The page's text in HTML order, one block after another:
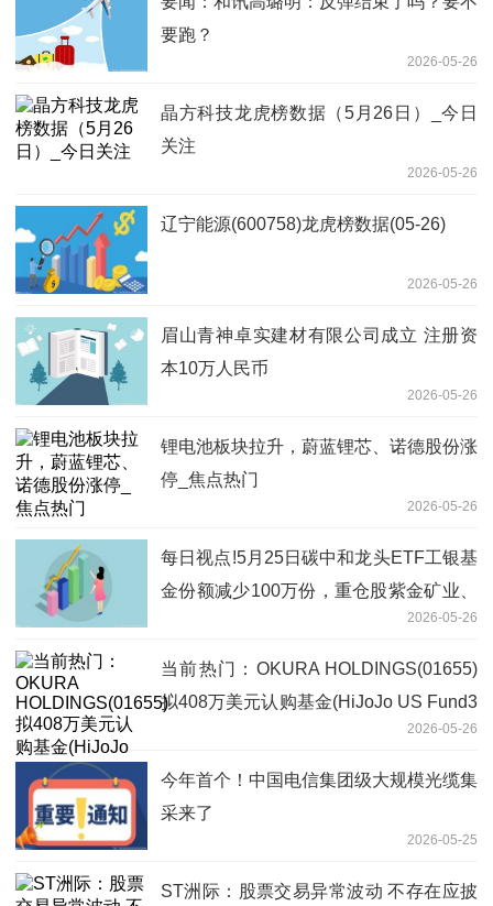
要跑？
2026-05-26
晶方科技龙虎榜数据（5月26日）_今日
关注
2026-05-26
辽宁能源(600758)龙虎榜数据(05-26)
2026-05-26
眉山青神卓实建材有限公司成立 注册资
本10万人民币
2026-05-26
锂电池板块拉升，蔚蓝锂芯、诺德股份涨
停_焦点热门
2026-05-26
每日视点!5月25日碳中和龙头ETF工银基
金份额减少100万份，重仓股紫金矿业、
2026-05-26
当前热门：OKURA HOLDINGS(01655)
拟408万美元认购基金(HiJoJo US Fund3
2026-05-26
今年首个！中国电信集团级大规模光缆集
采来了
2026-05-25
ST洲际：股票交易异常波动 不存在应披